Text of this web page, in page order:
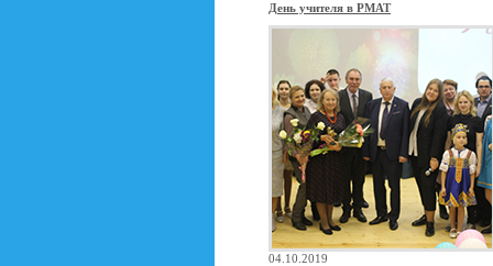
День учителя в РМАТ
04.10.2019